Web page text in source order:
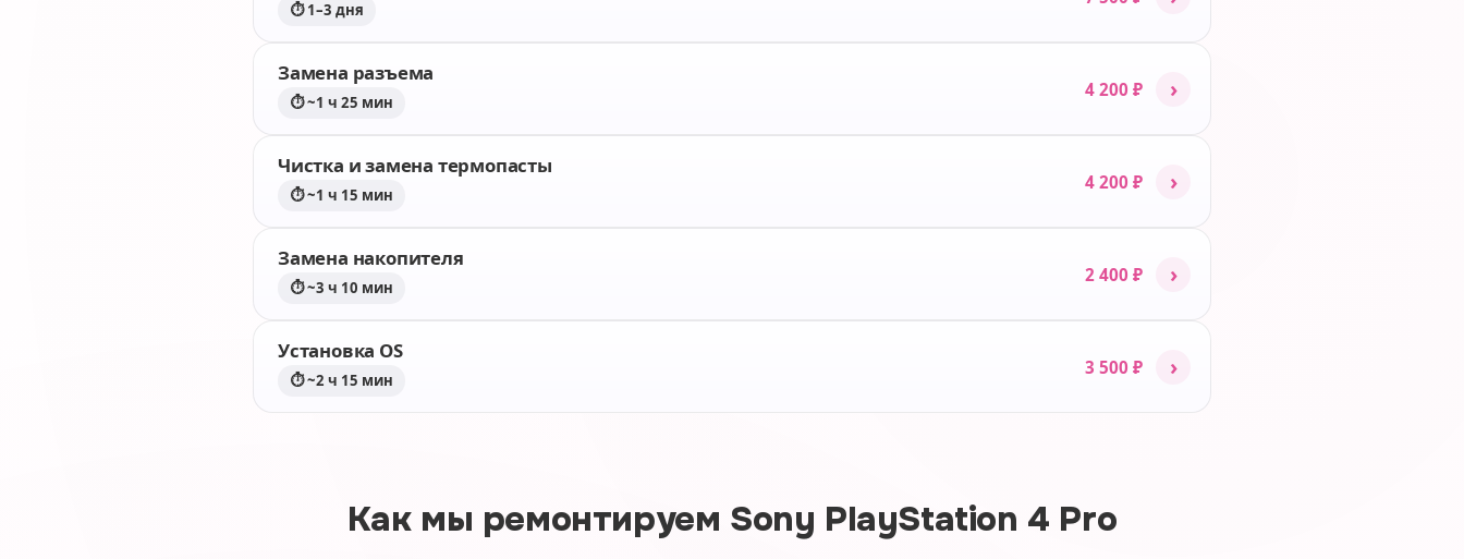
⏱ 1–3 дня
Замена разъема
⏱ ~1 ч 25 мин
4 200 ₽ ›
Чистка и замена термопасты
⏱ ~1 ч 15 мин
4 200 ₽ ›
Замена накопителя
⏱ ~3 ч 10 мин
2 400 ₽ ›
Установка OS
⏱ ~2 ч 15 мин
3 500 ₽ ›
Как мы ремонтируем Sony PlayStation 4 Pro